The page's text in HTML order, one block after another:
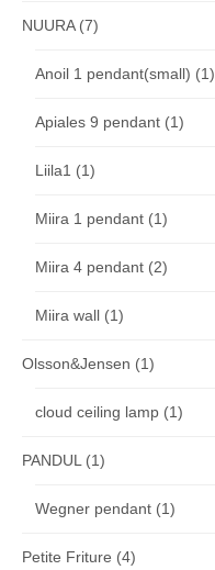
NUURA(7)
Anoil 1 pendant(small) (1)
Apiales 9 pendant (1)
Liila1 (1)
Miira 1 pendant (1)
Miira 4 pendant (2)
Miira wall (1)
Olsson&Jensen (1)
cloud ceiling lamp (1)
PANDUL (1)
Wegner pendant (1)
Petite Friture (4)